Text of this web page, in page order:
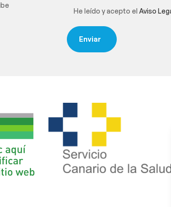
He leído y acepto elAviso